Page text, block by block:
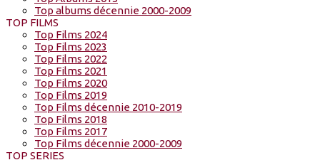
Top albums décennie 2000-2009
TOP FILMS
Top Films 2024
Top Films 2023
Top Films 2022
Top Films 2021
Top Films 2020
Top Films 2019
Top Films décennie 2010-2019
Top Films 2018
Top Films 2017
Top Films décennie 2000-2009
TOP SERIES